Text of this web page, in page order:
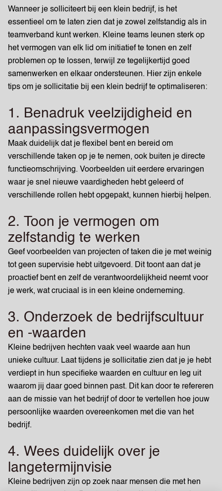
Wanneer je solliciteert bij een klein bedrijf, is het
essentieel om te laten zien dat je zowel zelfstandig als in
teamverband kunt werken. Kleine teams leunen sterk op
het vermogen van elk lid om initiatief te tonen en zelf
problemen op te lossen, terwijl ze tegelijkertijd goed
samenwerken en elkaar ondersteunen. Hier zijn enkele
tips om je sollicitatie bij een klein bedrijf te optimaliseren:
1. Benadruk veelzijdigheid en
aanpassingsvermogen
Maak duidelijk dat je flexibel bent en bereid om
verschillende taken op je te nemen, ook buiten je directe
functieomschrijving. Voorbeelden uit eerdere ervaringen
waar je snel nieuwe vaardigheden hebt geleerd of
verschillende rollen hebt opgepakt, kunnen hierbij helpen.
2. Toon je vermogen om
zelfstandig te werken
Geef voorbeelden van projecten of taken die je met weinig
tot geen supervisie hebt uitgevoerd. Dit toont aan dat je
proactief bent en zelf de verantwoordelijkheid neemt voor
je werk, wat cruciaal is in een kleine onderneming.
3. Onderzoek de bedrijfscultuur
en -waarden
Kleine bedrijven hechten vaak veel waarde aan hun
unieke cultuur. Laat tijdens je sollicitatie zien dat je je hebt
verdiept in hun specifieke waarden en cultuur en leg uit
waarom jij daar goed binnen past. Dit kan door te refereren
aan de missie van het bedrijf of door te vertellen hoe jouw
persoonlijke waarden overeenkomen met die van het
bedrijf.
4. Wees duidelijk over je
langetermijnvisie
Kleine bedrijven zijn op zoek naar mensen die met hen